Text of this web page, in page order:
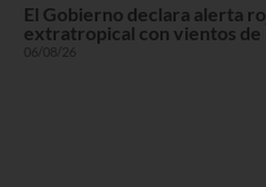
El Gobierno declara alerta
extratropical con vientos de
06/08/26